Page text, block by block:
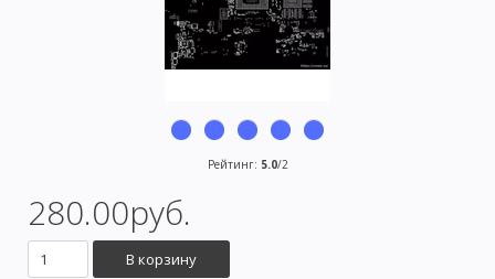
Рейтинг: 5.0/2
280.00руб.